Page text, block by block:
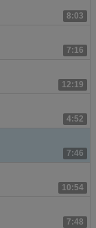
8:03
7:16
12:19
4:52
7:46
10:54
7:48